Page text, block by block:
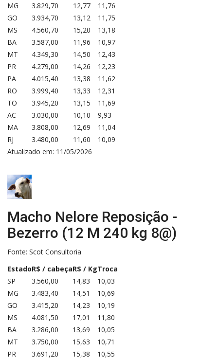
MG
3.829,70 12,77
11,76
GO
3.934,70 13,12
11,75
MS
4.560,70 15,20
13,18
BA
3.587,00 11,96
10,97
MT
4.349,30 14,50
12,43
PR
4.279,00 14,26
12,23
PA
4.015,40 13,38
11,62
RO
3.999,40 13,33
12,31
TO
3.945,20 13,15
11,69
AC
3.030,00 10,10
9,93
MA
3.808,00 12,69
11,04
RJ
3.480,00 11,60
10,09
Atualizado em: 11/05/2026
Macho Nelore Reposição -
Bezerro (12 M 240 kg 8@)
Fonte: Scot Consultoria
EstadoR$ / cabeçaR$ / KgTroca
SP
3.560,00 14,83
10,03
MG
3.483,40 14,51
10,69
GO
3.415,20 14,23
10,19
MS
4.081,50 17,01
11,80
BA
3.286,00 13,69
10,05
MT
3.750,00 15,63
10,71
PR
3.691,20 15,38
10,55